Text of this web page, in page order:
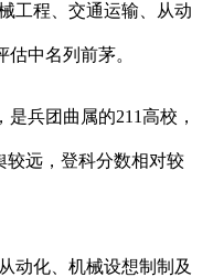
程、交通运输、从动
中名列前茅。
兵团曲属的211高校，
较远，登科分数相对较
化、机械设想制制及